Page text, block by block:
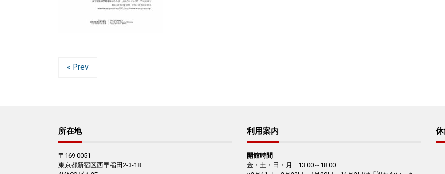
« Prev
所在地
〒169-0051
東京都新宿区西早稲田2-3-18
利用案内
開館時間
金・土・日・月 13:00～18:00